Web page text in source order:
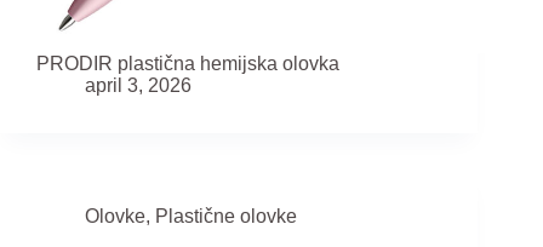
PRODIR plastična hemijska olovka
april 3, 2026
Olovke, Plastične olovke